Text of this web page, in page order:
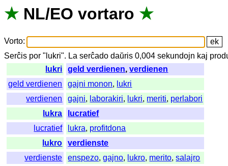
★ NL/EO vortaro ★
Vorto:
Serĉis por " lukri". La serĉado daŭris 0,004sekundojn kaj
lukri
geld verdienen,verdienen
geld verdienen
gajni monon, lukri
verdienen
gajni, laborakiri, lukri, meriti, perlabori
lukra
lucratief
lucratief
lukra, profitdona
lukro
verdienste
verdienste
enspezo,gajno, lukro, merito,salajro